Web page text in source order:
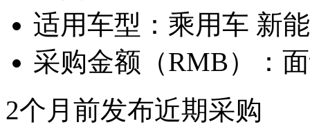
适用车型： 乘用车 新
采购金额（RMB）：
2个月前发布近期采购